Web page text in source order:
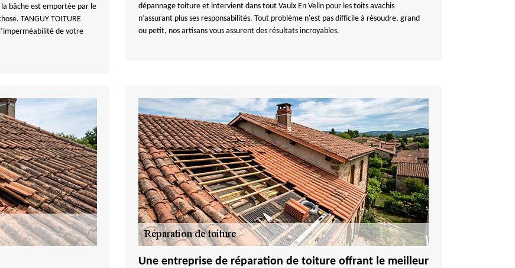
bâche est emportée par le
TANGUY TOITURE
de votre
dépannage toiture et intervient dans tout Vaulx En Velin pour les toits avachis
n’assurant plus ses responsabilités. Tout problème n'est pas difficile à résoudre, grand
ou petit, nos artisans vous assurent des résultats incroyables.
Une entreprise de réparation de toiture offrant le meilleur